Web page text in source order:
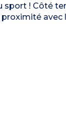
! Côté
proximité